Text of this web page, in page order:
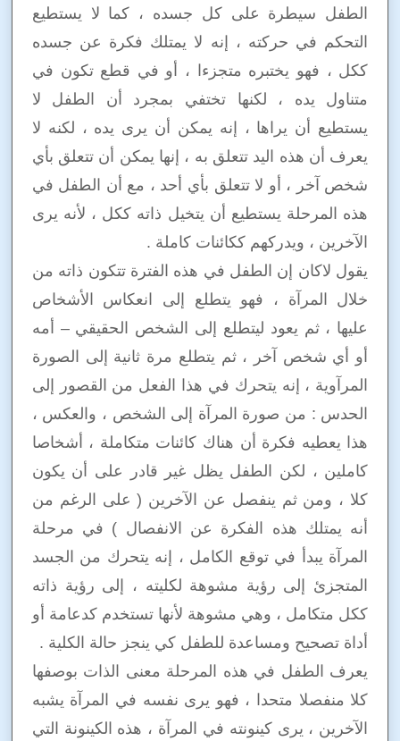
الطفل سيطرة على كل جسده ، كما لا يستطيع
التحكم في حركته ، إنه لا يمتلك فكرة عن جسده
ككل ، فهو يختبره متجزءا ، أو في قطع تكون في
متناول يده ، لكنها تختفي بمجرد أن الطفل لا
يستطيع أن يراها ، إنه يمكن أن يرى يده ، لكنه لا
يعرف أن هذه اليد تتعلق به ، إنها يمكن أن تتعلق بأي
شخص آخر ، أو لا تتعلق بأي أحد ، مع أن الطفل في
هذه المرحلة يستطيع أن يتخيل ذاته ككل ، لأنه يرى
الآخرين ، ويدركهم ككائنات كاملة .
يقول لاكان إن الطفل في هذه الفترة تتكون ذاته من
خلال المرآة ، فهو يتطلع إلى انعكاس الأشخاص
عليها ، ثم يعود ليتطلع إلى الشخص الحقيقي – أمه
أو أي شخص آخر ، ثم يتطلع مرة ثانية إلى الصورة
المرآوية ، إنه يتحرك في هذا الفعل من القصور إلى
الحدس : من صورة المرآة إلى الشخص ، والعكس ،
هذا يعطيه فكرة أن هناك كائنات متكاملة ، أشخاصا
كاملين ، لكن الطفل يظل غير قادر على أن يكون
كلا ، ومن ثم ينفصل عن الآخرين ( على الرغم من
أنه يمتلك هذه الفكرة عن الانفصال ) في مرحلة
المرآة يبدأ في توقع الكامل ، إنه يتحرك من الجسد
المتجزئ إلى رؤية مشوهة لكليته ، إلى رؤية ذاته
ككل متكامل ، وهي مشوهة لأنها تستخدم كدعامة أو
أداة تصحيح ومساعدة للطفل كي ينجز حالة الكلية .
يعرف الطفل في هذه المرحلة معنى الذات بوصفها
كلا منفصلا متحدا ، فهو يرى نفسه في المرآة يشبه
الآخرين ، يرى كينونته في المرآة ، هذه الكينونة التي